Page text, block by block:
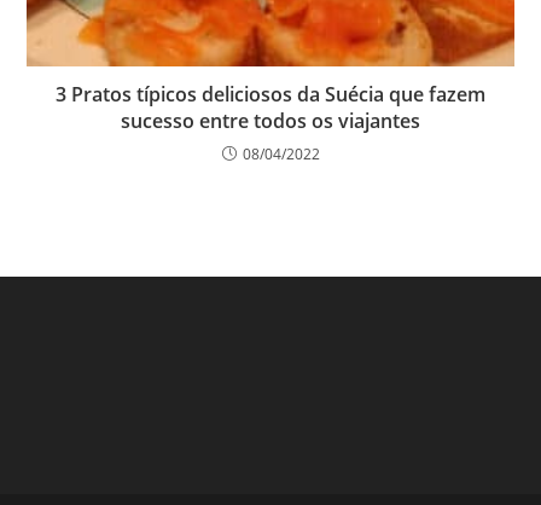
3 Pratos típicos deliciosos da Suécia que fazem
sucesso entre todos os viajantes
08/04/2022